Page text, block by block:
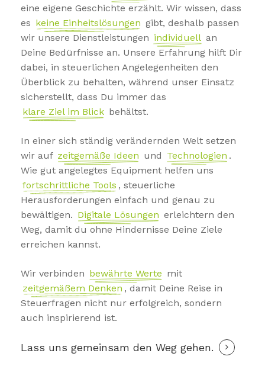
eine eigene Geschichte erzählt. Wir wissen, dass
es keine Einheitslösungen gibt, deshalb passen
wir unsere Dienstleistungen individuell an
Deine Bedürfnisse an. Unsere Erfahrung hilft Dir
dabei, in steuerlichen Angelegenheiten den
Überblick zu behalten, während unser Einsatz
sicherstellt, dass Du immer das
klare Ziel im Blick behältst.
In einer sich ständig verändernden Welt setzen
wir auf zeitgemäße Ideen und Technologien .
Wie gut angelegtes Equipment helfen uns
fortschrittliche Tools , steuerliche
Herausforderungen einfach und genau zu
bewältigen. Digitale Lösungen erleichtern den
Weg, damit du ohne Hindernisse Deine Ziele
erreichen kannst.
Wir verbinden bewährte Werte mit
zeitgemäßem Denken , damit Deine Reise in
Steuerfragen nicht nur erfolgreich, sondern
auch inspirierend ist.
Lass uns gemeinsam den Weg gehen.